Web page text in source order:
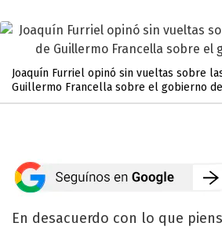
Joaquín Furriel opinó sin vueltas sobre
Guillermo Francella sobre el gobierno
En desacuerdo con lo que